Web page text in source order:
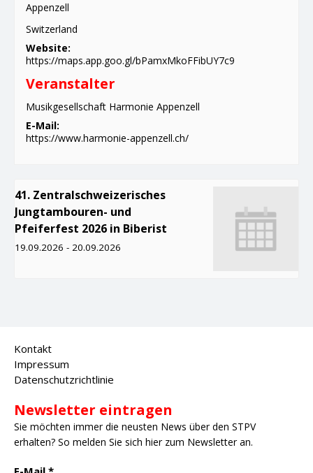
Appenzell
Switzerland
Website:
https://maps.app.goo.gl/bPamxMkoFFibUY7c9
Veranstalter
Musikgesellschaft Harmonie Appenzell
E-Mail:
https://www.harmonie-appenzell.ch/
41. Zentralschweizerisches
Jungtambouren- und
Pfeiferfest 2026 in Biberist
19.09.2026 - 20.09.2026
Kontakt
Impressum
Datenschutzrichtlinie
Newsletter eintragen
Sie möchten immer die neusten News über den STPV
erhalten? So melden Sie sich hier zum Newsletter an.